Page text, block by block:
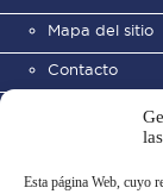
Esta página Web, cuyo
Mapa del sitio
Contacto